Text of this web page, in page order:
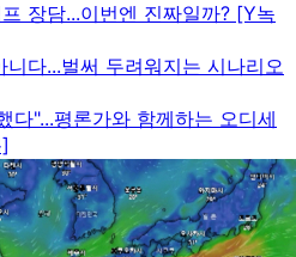
장담...이번엔 진짜일까? [Y녹
다...벌써 두려워지는 시나리오
다"...평론가와 함께하는 오디세